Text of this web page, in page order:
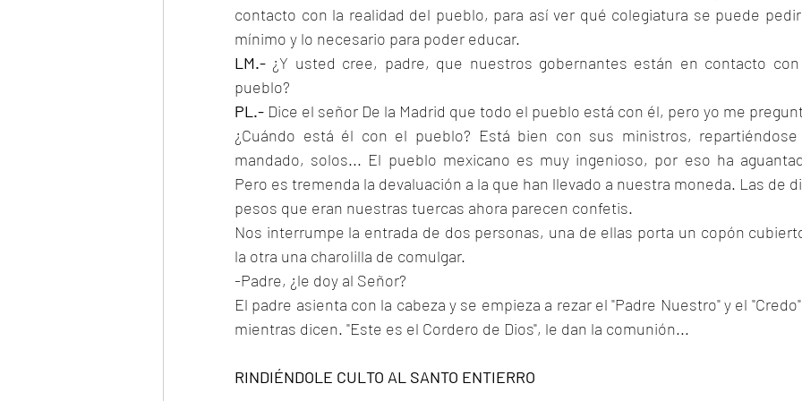
contacto con la realidad del pueblo, para así ver qué colegiatura se puede
mínimo y lo necesario para poder educar.
LM.- ¿Y usted cree, padre, que nuestros gobernantes están en contacto
pueblo?
PL.- Dice el señor De la Madrid que todo el pueblo está con él, pero yo me
¿Cuándo está él con el pueblo? Está bien con sus ministros,
mandado, solos... El pueblo mexicano es muy ingenioso, por eso ha
Pero es tremenda la devaluación a la que han llevado a nuestra moneda. Las de
pesos que eran nuestras tuercas ahora parecen confetis.
Nos interrumpe la entrada de dos personas, una de ellas porta un copón
la otra una charolilla de comulgar.
-Padre, ¿le doy al Señor?
El padre asienta con la cabeza y se empieza a rezar el "Padre Nuestro" y el
mientras dicen. "Este es el Cordero de Dios", le dan la comunión...
RINDIÉNDOLE CULTO AL SANTO ENTIERRO